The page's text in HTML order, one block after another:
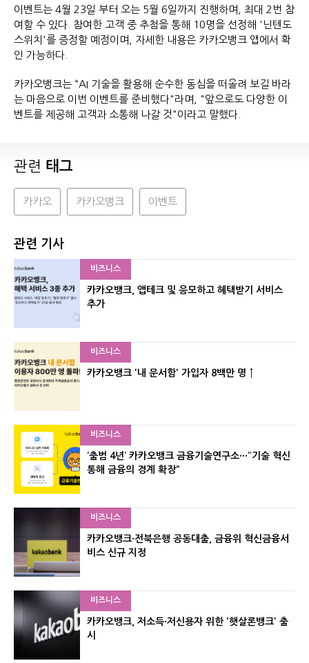
이벤트는 4월 23일 부터 오는 5월 6일까지 진행하며, 최대 2번 참
여할 수 있다. 참여한 고객 중 추첨을 통해 10명을 선정해 '닌텐도
스위치'를 증정할 예정이며, 자세한 내용은 카카오뱅크 앱에서 확
인 가능하다.
카카오뱅크는 “AI 기술을 활용해 순수한 동심을 떠올려 보길 바라
는 마음으로 이번 이벤트를 준비했다"라며, "앞으로도 다양한 이
벤트를 제공해 고객과 소통해 나갈 것"이라고 말했다.
관련 태그
카카오 카카오뱅크 이벤트
관련 기사
비즈니스
카카오뱅크, 앱테크 및 응모하고 혜택받기 서비스
추가
비즈니스
카카오뱅크 '내 문서함' 가입자 8백만 명 ↑
비즈니스
‘출범 4년’ 카카오뱅크 금융기술연구소···“기술 혁신
통해 금융의 경계 확장”
비즈니스
카카오뱅크·전북은행 공동대출, 금융위 혁신금융서
비스 신규 지정
비즈니스
카카오뱅크, 저소득·저신용자 위한 '햇살론뱅크' 출
시